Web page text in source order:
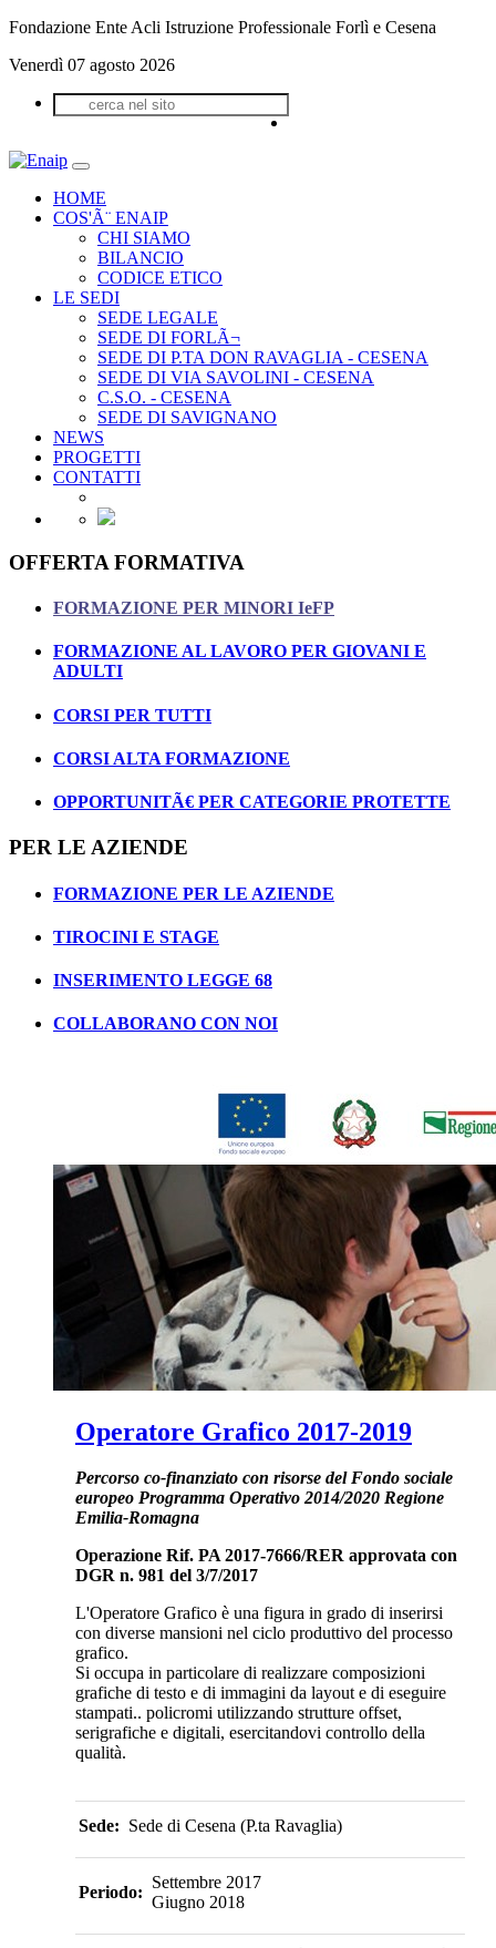
Fondazione Ente Acli Istruzione Professionale Forlì e Cesena
Venerdì 07 agosto 2026
HOME
COS'Ã¨ ENAIP
CHI SIAMO
BILANCIO
CODICE ETICO
LE SEDI
SEDE LEGALE
SEDE DI FORLÃ¬
SEDE DI P.TA DON RAVAGLIA - CESENA
SEDE DI VIA SAVOLINI - CESENA
C.S.O. - CESENA
SEDE DI SAVIGNANO
NEWS
PROGETTI
CONTATTI
OFFERTA FORMATIVA
FORMAZIONE PER MINORI IeFP
FORMAZIONE AL LAVORO PER GIOVANI E
ADULTI
CORSI PER TUTTI
CORSI ALTA FORMAZIONE
OPPORTUNITÃ€ PER CATEGORIE PROTETTE
PER LE AZIENDE
FORMAZIONE PER LE AZIENDE
TIROCINI E STAGE
INSERIMENTO LEGGE 68
COLLABORANO CON NOI
Operatore Grafico 2017-2019
Percorso co-finanziato con risorse del Fondo sociale
europeo Programma Operativo 2014/2020 Regione
Emilia-Romagna
Operazione Rif. PA 2017-7666/RER approvata con
DGR n. 981 del 3/7/2017
L'Operatore Grafico è una figura in grado di inserirsi
con diverse mansioni nel ciclo produttivo del processo
grafico.
Si occupa in particolare di realizzare composizioni
grafiche di testo e di immagini da layout e di eseguire
stampati.. policromi utilizzando strutture offset,
serigrafiche e digitali, esercitandovi controllo della
qualità.
Sede: Sede di Cesena (P.ta Ravaglia)
Periodo:
Settembre 2017
Giugno 2018